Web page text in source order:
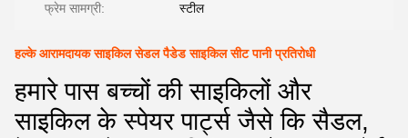
फ्रेम सामग्री: स्टील
हल्के आरामदायक साइकिल सेडल पैडेड साइकिल सीट पानी प्रतिरोधी
हमारे पास बच्चों की साइकिलों और
साइकिल के स्पेयर पार्ट्स जैसे कि सैडल,